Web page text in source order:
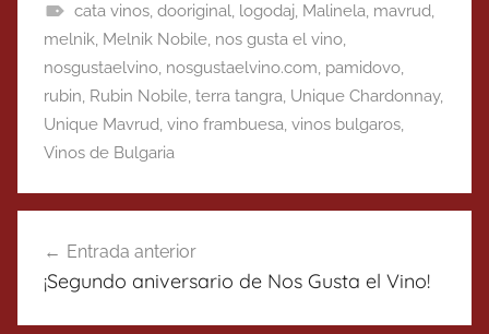
cata vinos, dooriginal, logodaj, Malinela, mavrud,
melnik, Melnik Nobile, nos gusta el vino,
nosgustaelvino, nosgustaelvino.com, pamidovo,
rubin, Rubin Nobile, terra tangra, Unique Chardonnay,
Unique Mavrud, vino frambuesa, vinos bulgaros,
Vinos de Bulgaria
de
Entrada anterior
¡Segundo aniversario de Nos Gusta el Vino!